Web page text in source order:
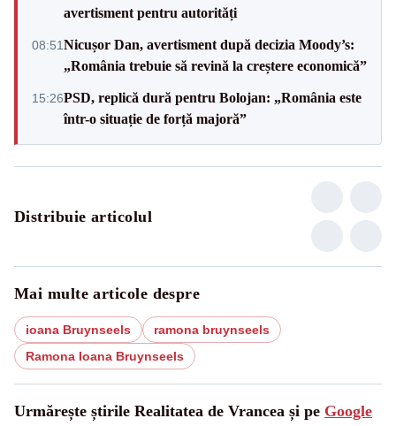
avertisment pentru autorități
08:51Nicușor Dan, avertisment după decizia Moody’s:
„România trebuie să revină la creștere economică”
15:26PSD, replică dură pentru Bolojan: „România este
într-o situație de forță majoră”
Distribuie articolul
Mai multe articole despre
ioana Bruynseels
ramona bruynseels
Ramona Ioana Bruynseels
Urmărește știrile Realitatea de Vrancea și pe Google